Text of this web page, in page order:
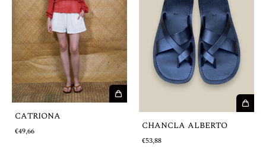
CATRIONA
€49,66 CHANCLA ALBERTO
€53,88